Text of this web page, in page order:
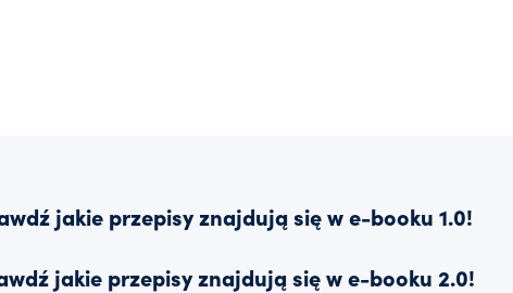
jakie przepisy znajdują się w e-booku 1.0!
jakie przepisy znajdują się w e-booku 2.0!